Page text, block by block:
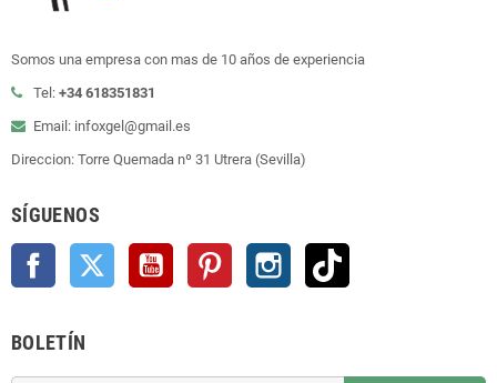
Somos una empresa con mas de 10 años de experiencia
Tel: +34 618351831
Email: infoxgel@gmail.es
Direccion: Torre Quemada nº 31 Utrera (Sevilla)
SÍGUENOS
Facebook Twitter YouTube Pinterest Instagram
BOLETÍN